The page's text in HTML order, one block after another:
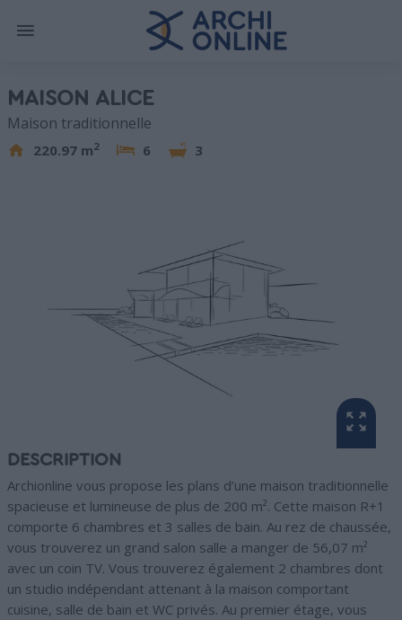
MAISON ALICE
Maison traditionnelle
220.97 m2 6 3
DESCRIPTION
Archionline vous propose les plans d’une maison traditionnelle
spacieuse et lumineuse de plus de 200 m². Cette maison R+1
comporte 6 chambres et 3 salles de bain. Au rez de chaussée,
vous trouverez un grand salon salle a manger de 56,07 m²
avec un coin TV. Vous trouverez également 2 chambres dont
un studio indépendant attenant à la maison comportant
cuisine, salle de bain et WC privés. Au premier étage, vous